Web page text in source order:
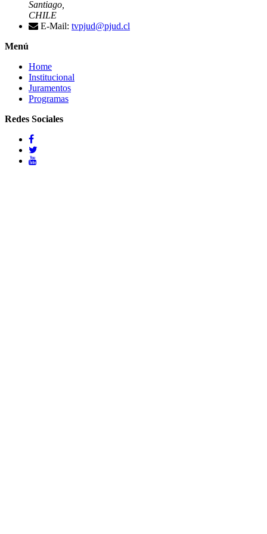
Santiago,
CHILE
E-Mail: tvpjud@pjud.cl
Menú
Home
Institucional
Juramentos
Programas
Redes Sociales